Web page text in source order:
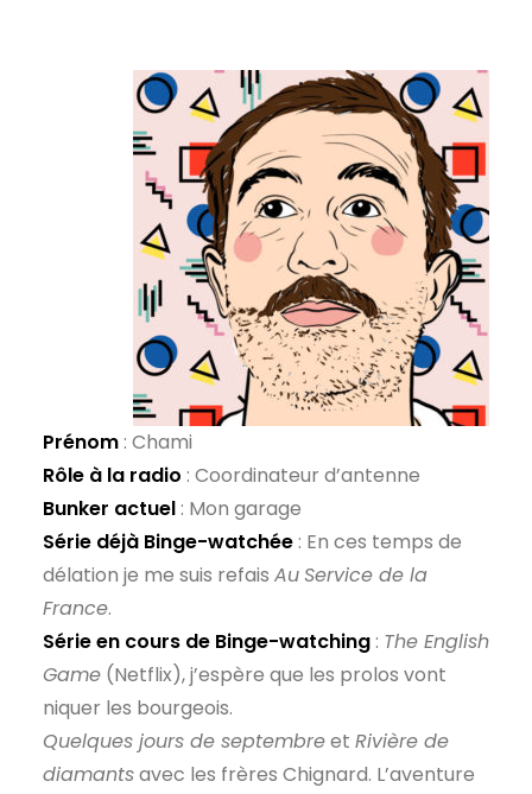
Prénom : Chami
Rôle à la radio : Coordinateur d’antenne
Bunker actuel : Mon garage
Série déjà Binge-watchée : En ces temps de
délation je me suis refais AuService de la
France.
Série en cours de Binge-watching : The English
Game (Netflix), j’espère que les prolos vont
niquer les bourgeois.
Quelques jours de septembreet Rivière de
diamantsavec les frères Chignard. L’aventure